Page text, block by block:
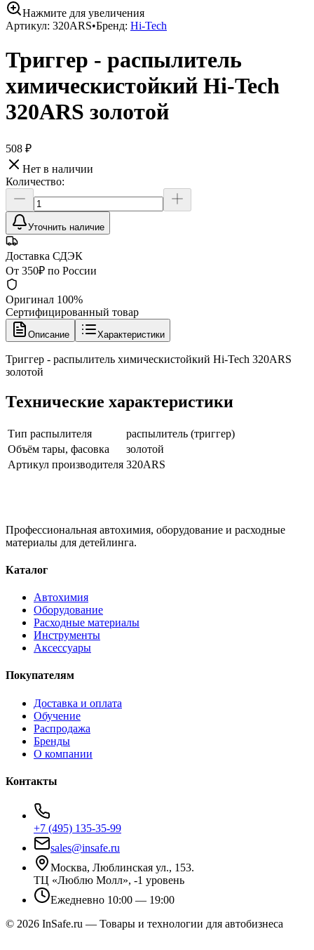
Нажмите для увеличения
Артикул: 320ARS•Бренд: Hi-Tech
Триггер - распылитель
химическистойкий Hi-Tech
320ARS золотой
508 ₽
Нет в наличии
Количество:
Уточнить наличие
Доставка СДЭК
От 350₽ по России
Оригинал 100%
Сертифицированный товар
Описание Характеристики
Триггер - распылитель химическистойкий Hi-Tech 320ARS
золотой
Технические характеристики
Тип распылителя
распылитель (триггер)
Объём тары, фасовка
золотой
Артикул производителя 320ARS
Профессиональная автохимия, оборудование и расходные
материалы для детейлинга.
Каталог
Автохимия
Оборудование
Расходные материалы
Инструменты
Аксессуары
Покупателям
Доставка и оплата
Обучение
Распродажа
Бренды
О компании
Контакты
+7 (495) 135-35-99
sales@insafe.ru
Москва, Люблинская ул., 153.
ТЦ «Люблю Молл», -1 уровень
Ежедневно 10:00 — 19:00
© 2026 InSafe.ru — Товары и технологии для автобизнеса